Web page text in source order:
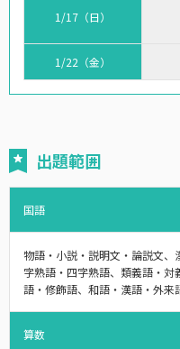
1/17（日）
1/22（金）
出題範囲
国語
物語・小説・説明文・論説文
字熟語・四字熟語、類義語・
語・修飾語、和語・漢語・外来
算数